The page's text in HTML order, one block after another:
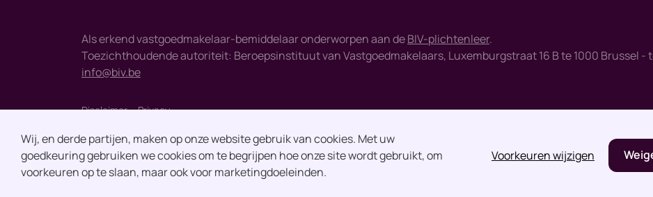
Als erkend vastgoedmakelaar-bemiddelaar onderworpen aan deBIV-plichtenleer.
Toezichthoudende autoriteit: Beroepsinstituut van Vastgoedmakelaars, Luxemburgstraat 16 B te 1000 Brussel -
info@biv.be
Disclaimer Privacy
Wij, en derde partijen, maken op onze website gebruik van cookies. Met uw
goedkeuring gebruiken we cookies om te begrijpen hoe onze site wordt gebruikt, om
voorkeuren op te slaan, maar ook voor marketingdoeleinden.
Voorkeuren wijzigen